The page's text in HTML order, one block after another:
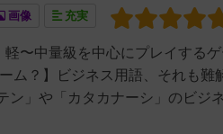
画像 充実
〜中量級を中心にプレイする
ム？】ビジネス用語、それも
ン」や「カタカナーシ」のビジ